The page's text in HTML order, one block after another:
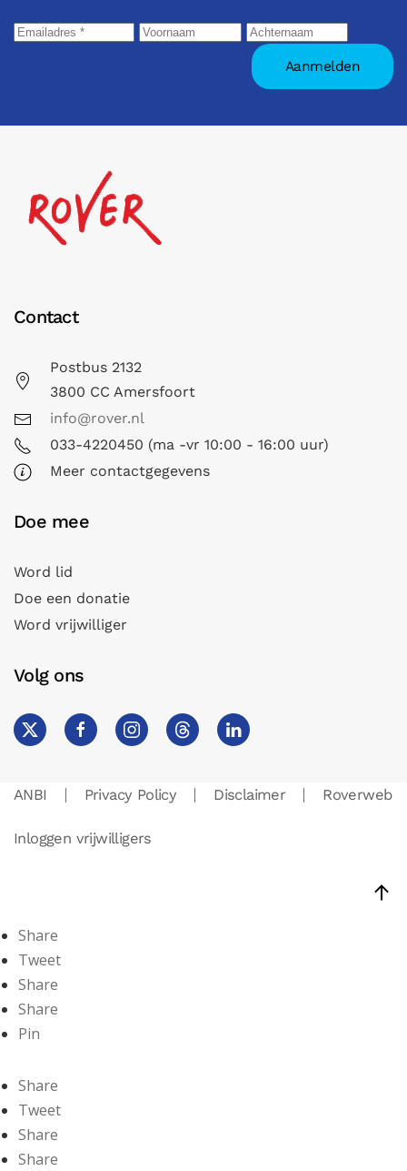
Contact
Postbus 2132
3800 CC Amersfoort
info@rover.nl
033-4220450 (ma -vr 10:00 - 16:00 uur)
Meer contactgegevens
Doe mee
Word lid
Doe een donatie
Word vrijwilliger
Volg ons
ANBI Privacy Policy Disclaimer Roverweb
Inloggen vrijwilligers
Share
Tweet
Share
Share
Pin
Share
Tweet
Share
Share